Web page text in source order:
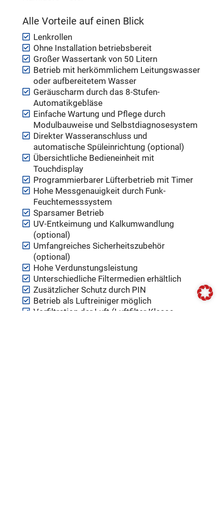
Alle Vorteile auf einen Blick
Lenkrollen
Ohne Installation betriebsbereit
Großer Wassertank von 50 Litern
Betrieb mit herkömmlichem Leitungswasser
oder aufbereitetem Wasser
Geräuscharm durch das 8-Stufen-
Automatikgebläse
Einfache Wartung und Pflege durch
Modulbauweise und Selbstdiagnosesystem
Direkter Wasseranschluss und
automatische Spüleinrichtung (optional)
Übersichtliche Bedieneinheit mit
Touchdisplay
Programmierbarer Lüfterbetrieb mit Timer
Hohe Messgenauigkeit durch Funk-
Feuchtemesssystem
Sparsamer Betrieb
UV-Entkeimung und Kalkumwandlung
(optional)
Umfangreiches Sicherheitszubehör
(optional)
Hohe Verdunstungsleistung
Unterschiedliche Filtermedien erhältlich
Zusätzlicher Schutz durch PIN
Betrieb als Luftreiniger möglich
Vorfiltration der Luft (Luftfilter Klasse